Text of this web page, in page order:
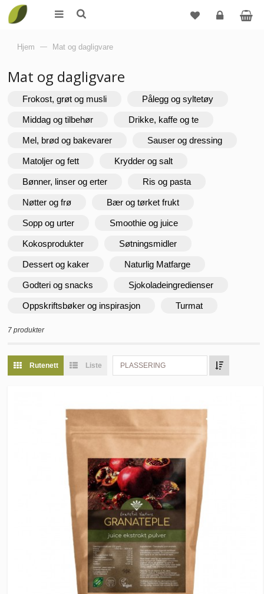
Hjem — Mat og dagligvare
Mat og dagligvare
Frokost, grøt og musli Pålegg og syltetøy
Middag og tilbehør Drikke, kaffe og te
Mel, brød og bakevarer Sauser og dressing
Matoljer og fett Krydder og salt
Bønner, linser og erter Ris og pasta
Nøtter og frø Bær og tørket frukt
Sopp og urter Smoothie og juice
Kokosprodukter Søtningsmidler
Dessert og kaker Naturlig Matfarge
Godteri og snacks Sjokoladeingredienser
Oppskriftsbøker og inspirasjon Turmat
7 produkter
Rutenett Liste PLASSERING